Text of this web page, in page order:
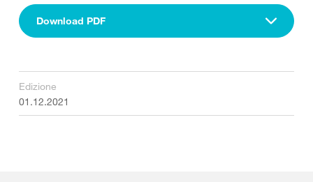
Download PDF
Edizione
01.12.2021